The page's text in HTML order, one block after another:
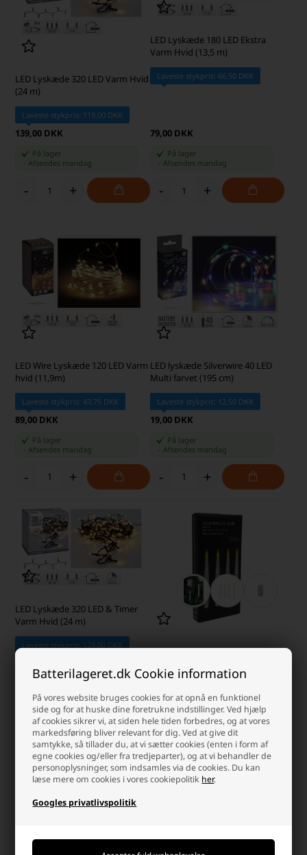
Batterilageret.dk Cookie information
På vores website bruges cookies for at opnå en funktionel
side og for at huske dine foretrukne indstillinger. Ved hjælp
af cookies sikrer vi, at siden hele tiden forbedres, og at vores
markedsføring bliver relevant for dig. Ved at give dit
samtykke, så tillader du, at vi sætter cookies (enten i form af
egne cookies og/eller fra tredjeparter), og at vi behandler de
personoplysninger, som indsamles via de cookies. Du kan
læse mere om cookies i vores cookiepolitik her.
Googles privatlivspolitik
LED Lyskæde 320 LED Varm Hvid
(24 m)
Laveste stykpris: 119,00 DKK
139,00 DKK
På lager
-Afsendes mandag
- +
LED Lyskæde 180 LED Ekstra
Varm Hvid (13,5 m)
Laveste stykpris: 66,50 DKK
79,00 DKK
På lager
Afsendes mandag
- +
LED Wire Lyskæde 120 LED Varm
hvid (11,9m)
Laveste stykpris: 43,75 DKK
89,00 DKK
På lager
Afsendes mandag
- +
LED lyskæde Silverwire 40 LED
Multi farvet (195 cm)
Laveste stykpris: 12,50 DKK
19,00 DKK
På lager
Afsendes mandag
- +
LED Lyskæde 320 LED & Timer
Varm Hvid (24 m)
Laveste stykpris: 129,00 DKK
149,00 DKK
På lager
Afsendesmandag
+
LED Juletræslys med
59,00 DKK
På lager
-Afsendes mandag
- +